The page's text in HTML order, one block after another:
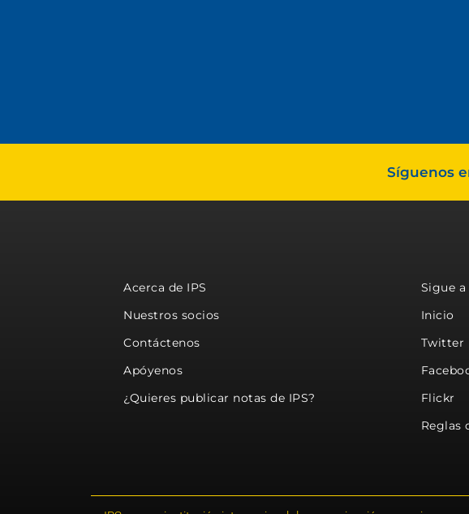
Síguenos
Acerca de IPS
Nuestros socios
Contáctenos
Apóyenos
¿Quieres publicar notas de IPS?
Sigue a
Inicio
Twitter
Flickr
Reglas